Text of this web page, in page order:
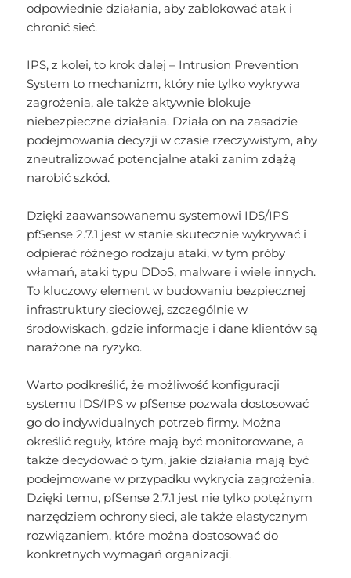
odpowiednie działania, aby zablokować atak i
chronić sieć.
IPS, z kolei, to krok dalej – Intrusion Prevention
System to mechanizm, który nie tylko wykrywa
zagrożenia, ale także aktywnie blokuje
niebezpieczne działania. Działa on na zasadzie
podejmowania decyzji w czasie rzeczywistym, aby
zneutralizować potencjalne ataki zanim zdążą
narobić szkód.
Dzięki zaawansowanemu systemowi IDS/IPS
pfSense 2.7.1 jest w stanie skutecznie wykrywać i
odpierać różnego rodzaju ataki, w tym próby
włamań, ataki typu DDoS, malware i wiele innych.
To kluczowy element w budowaniu bezpiecznej
infrastruktury sieciowej, szczególnie w
środowiskach, gdzie informacje i dane klientów są
narażone na ryzyko.
Warto podkreślić, że możliwość konfiguracji
systemu IDS/IPS w pfSense pozwala dostosować
go do indywidualnych potrzeb firmy. Można
określić reguły, które mają być monitorowane, a
także decydować o tym, jakie działania mają być
podejmowane w przypadku wykrycia zagrożenia.
Dzięki temu, pfSense 2.7.1 jest nie tylko potężnym
narzędziem ochrony sieci, ale także elastycznym
rozwiązaniem, które można dostosować do
konkretnych wymagań organizacji.